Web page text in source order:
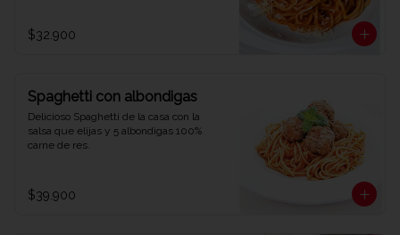
$32.900
Spaghetti con albondigas
Delicioso Spaghetti de la casa con la
salsa que elijas y 5 albondigas 100%
carne de res.
$39.900